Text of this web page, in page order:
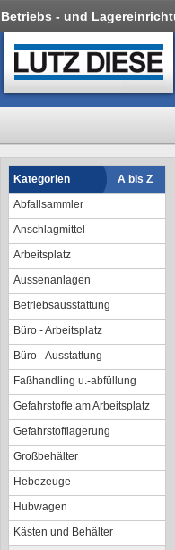
Betriebs - und
Kategorien
A bis Z
Abfallsammler
Anschlagmittel
Arbeitsplatz
Aussenanlagen
Betriebsausstattung
Büro - Arbeitsplatz
Büro - Ausstattung
Faßhandling u.-abfüllung
Gefahrstoffe am Arbeitsplatz
Gefahrstofflagerung
Großbehälter
Hebezeuge
Hubwagen
Kästen und Behälter